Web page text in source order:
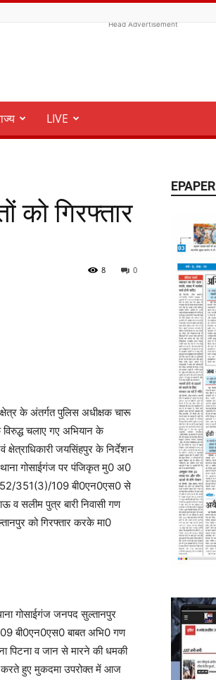
Head Advertisement
LIVE
को गिरफ्तार
0
8
के अंतर्गत पुलिस अधीक्षक चारू
विरुद्ध चलाए गए अभियान के
जयसिंहपुर के निर्देशन
थाना गोसाईगंज पर पंजिकृत मु0 अ0
351(3)/109 बी0एन0एस0 से
व सलीम पुत्र बारी निवासी गण
को गिरफ्तार करके मा0
गोसाईगंज जनपद सुल्तानपुर
बी0एन0एस0 बाबत अभि0 गण
पिटना व जान से मारने की धमकी
करते हुए मुकदमा उपरोक्त में आज
EPAPER